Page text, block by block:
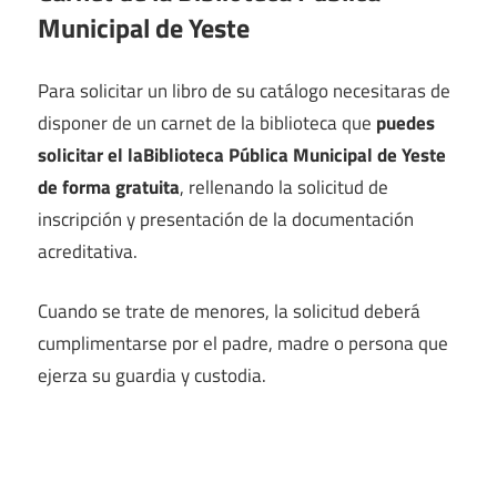
Municipal de Yeste
Para solicitar un libro de su catálogo necesitaras de
disponer de un carnet de la biblioteca que puedes
solicitar el laBiblioteca Pública Municipal de Yeste
de forma gratuita, rellenando la solicitud de
inscripción y presentación de la documentación
acreditativa.
Cuando se trate de menores, la solicitud deberá
cumplimentarse por el padre, madre o persona que
ejerza su guardia y custodia.